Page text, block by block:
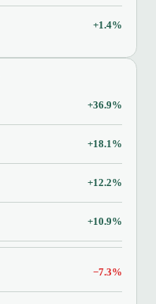
+1.4%
+36.9%
+18.1%
+12.2%
+10.9%
−7.3%